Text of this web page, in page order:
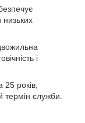
низьких
і
25 років,
термін служби.